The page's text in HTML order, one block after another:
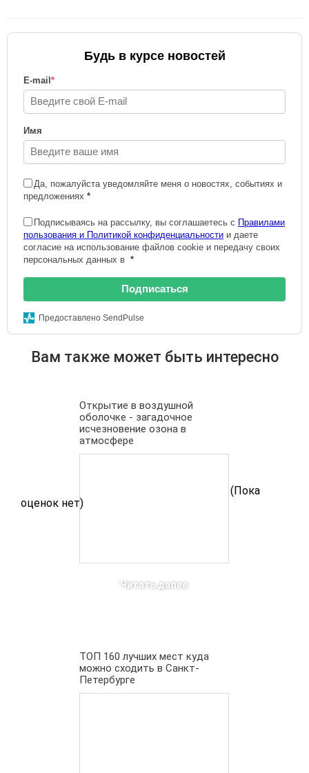
(Пока
оценок нет)
Будь в курсе новостей
E-mail*
Имя
Да, пожалуйста уведомляйте меня о новостях, событиях и
предложениях *
Подписываясь на рассылку, вы соглашаетесь с Правилами
пользования и Политикой конфиденциальности и даете
согласие на использование файлов cookie и передачу своих
персональных данных в *
Подписаться
Предоставлено SendPulse
Вам также может быть интересно
Открытие в воздушной
оболочке - загадочное
исчезновение озона в
атмосфере
Читать далее
ТОП 160 лучших мест куда
можно сходить в Санкт-
Петербурге